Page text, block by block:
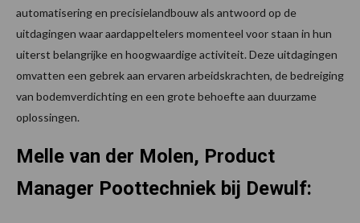
automatisering en precisielandbouw als antwoord op de
uitdagingen waar aardappeltelers momenteel voor staan in hun
uiterst belangrijke en hoogwaardige activiteit. Deze uitdagingen
omvatten een gebrek aan ervaren arbeidskrachten, de bedreiging
van bodemverdichting en een grote behoefte aan duurzame
oplossingen.
Melle van der Molen, Product
Manager Poottechniek bij Dewulf: